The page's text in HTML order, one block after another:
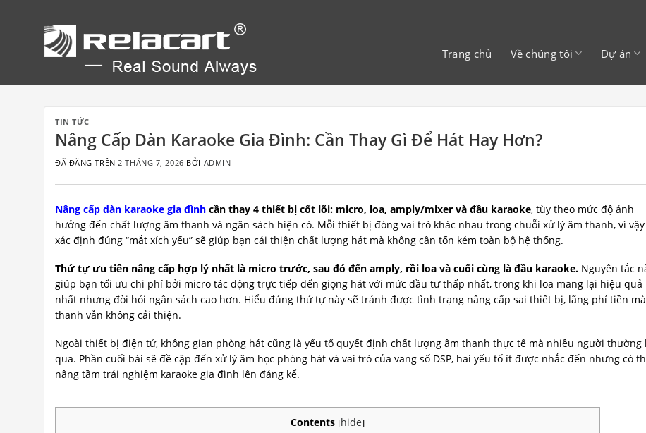
Trang chủ Về chúng tôi Dự án
TIN TỨC
Nâng Cấp Dàn Karaoke Gia Đình: Cần Thay Gì Để Hát Hay Hơn?
ĐÃ ĐĂNG TRÊN2 THÁNG 7, 2026 BỞI ADMIN
Nâng cấp dàn karaoke gia đình cần thay 4 thiết bị cốt lõi: micro, loa, amply/mixer và đầu karaoke, tùy theo mức độ ảnh
hưởng đến chất lượng âm thanh và ngân sách hiện có. Mỗi thiết bị đóng vai trò khác nhau trong chuỗi xử lý âm thanh, vì vậy
xác định đúng “mắt xích yếu” sẽ giúp bạn cải thiện chất lượng hát mà không cần tốn kém toàn bộ hệ thống.
Thứ tự ưu tiên nâng cấp hợp lý nhất là micro trước, sau đó đến amply, rồi loa và cuối cùng là đầu karaoke. Nguyên tắc
giúp bạn tối ưu chi phí bởi micro tác động trực tiếp đến giọng hát với mức đầu tư thấp nhất, trong khi loa mang lại hiệu quả
nhất nhưng đòi hỏi ngân sách cao hơn. Hiểu đúng thứ tự này sẽ tránh được tình trạng nâng cấp sai thiết bị, lãng phí tiền
thanh vẫn không cải thiện.
Ngoài thiết bị điện tử, không gian phòng hát cũng là yếu tố quyết định chất lượng âm thanh thực tế mà nhiều người thường
qua. Phần cuối bài sẽ đề cập đến xử lý âm học phòng hát và vai trò của vang số DSP, hai yếu tố ít được nhắc đến nhưng có
nâng tầm trải nghiệm karaoke gia đình lên đáng kể.
Contents [hide]